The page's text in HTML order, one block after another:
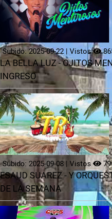
Subido: 2025-09-22 | Vistos
LA BELLA LUZ - OJITOS
INGRESO
Subido: 2025-09-08 | Vistos
ESAUD SUAREZ - Y
DE LA SEMANA